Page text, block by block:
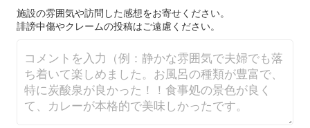
施設の雰囲気や訪問した感想をお寄せください。
誹謗中傷やクレームの投稿はご遠慮ください。